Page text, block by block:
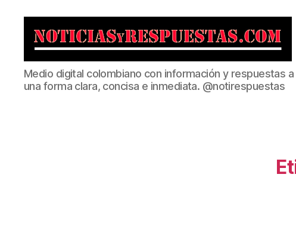
Noticias
y
Respuestas
Medio digital colombiano con información y respuestas
una forma clara, concisa e inmediata. @notirespuestas